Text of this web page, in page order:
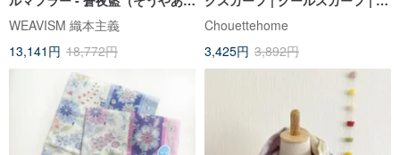
い）
WEAVISM 織本主義
13,141円 18,772円
感 | 新技術で涼しく
Chouettehome
3,425円 3,892円